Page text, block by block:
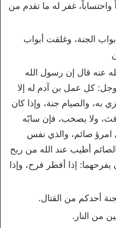
واحتساباً، غفر له ما تقدم من
الجنة، وغلقت أبواب
عنه قال إن رسول الله
كل عمل بن آدم له إلا
به، والصيام جنة، وإذا كان
ولا يصخب، فإن سابّه
امرؤ صائم، والذي نفس
أطيب عند الله من ريح
إذا أفطر فرح، وإذا
أحدكم من القتال.
من النار.